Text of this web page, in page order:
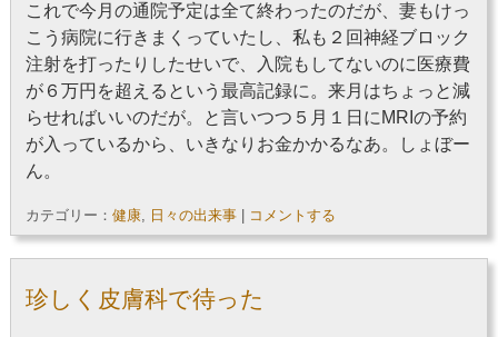
これで今月の通院予定は全て終わったのだが、妻もけっ
こう病院に行きまくっていたし、私も２回神経ブロック
注射を打ったりしたせいで、入院もしてないのに医療費
が６万円を超えるという最高記録に。来月はちょっと減
らせればいいのだが。と言いつつ５月１日にMRIの予約
が入っているから、いきなりお金かかるなあ。しょぼー
ん。
カテゴリー： 健康, 日々の出来事 コメントする
珍しく皮膚科で待った